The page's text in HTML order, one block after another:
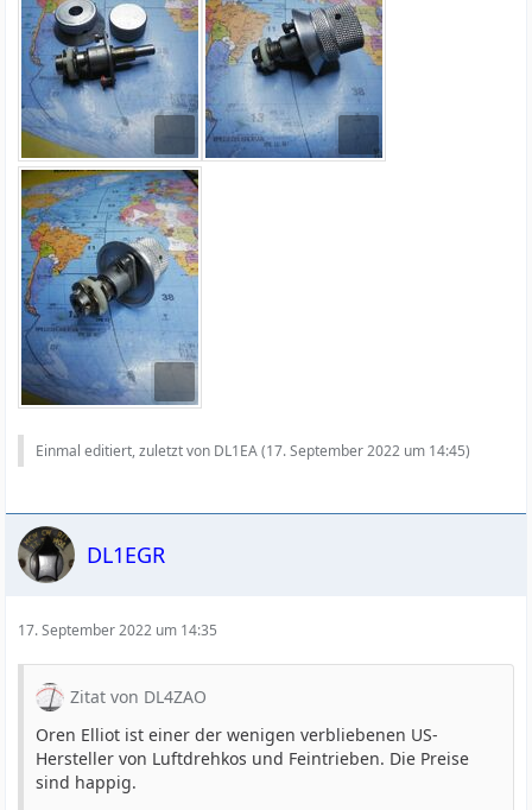
Einmal editiert, zuletzt von DL1EA (17. September 2022 um 14:45)
DL1EGR
17. September 2022 um 14:35
Zitat von DL4ZAO
Oren Elliot ist einer der wenigen verbliebenen US-
Hersteller von Luftdrehkos und Feintrieben. Die Preise
sind happig.